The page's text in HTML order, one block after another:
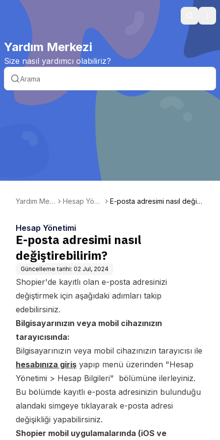
Search
Yardım Merkezi
Size nasıl yardımcı olabiliriz?
Yardım Mer
Hesap Yöne
E-posta adresimi nasıl değişti
Hesap Yönetimi
E-posta adresimi nasıl
değiştirebilirim?
Güncelleme tarihi: 02 Jul, 2024
Shopier'de kayıtlı olan e-posta adresinizi
değiştirmek için aşağıdaki adımları takip
edebilirsiniz.
Bilgisayarınızın veya mobil cihazınızın
tarayıcısında:
Bilgisayarınızın veya mobil cihazınızın tarayıcısı ile
hesabınıza giriş yapıp menü üzerinden "Hesap
Yönetimi > Hesap Bilgileri" bölümüne ilerleyiniz.
Bu bölümde kayıtlı e-posta adresinizin bulunduğu
alandaki simgeye tıklayarak e-posta adresi
değişikliği yapabilirsiniz.
Shopier mobil uygulamalarında (iOS ve